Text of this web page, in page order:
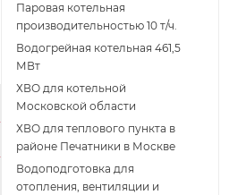
Паровая котельная
производительностью 10 т/ч.
Водогрейная котельная 461,5
МВт
ХВО для котельной
Московской области
ХВО для теплового пункта в
районе Печатники в Москве
Водоподготовка для
отопления, вентиляции и